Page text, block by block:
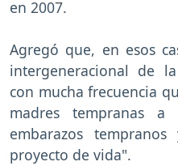
en 2007.
Agregó que, en esos
intergeneracional de
con mucha frecuencia
madres tempranas
embarazos
proyecto de vida".